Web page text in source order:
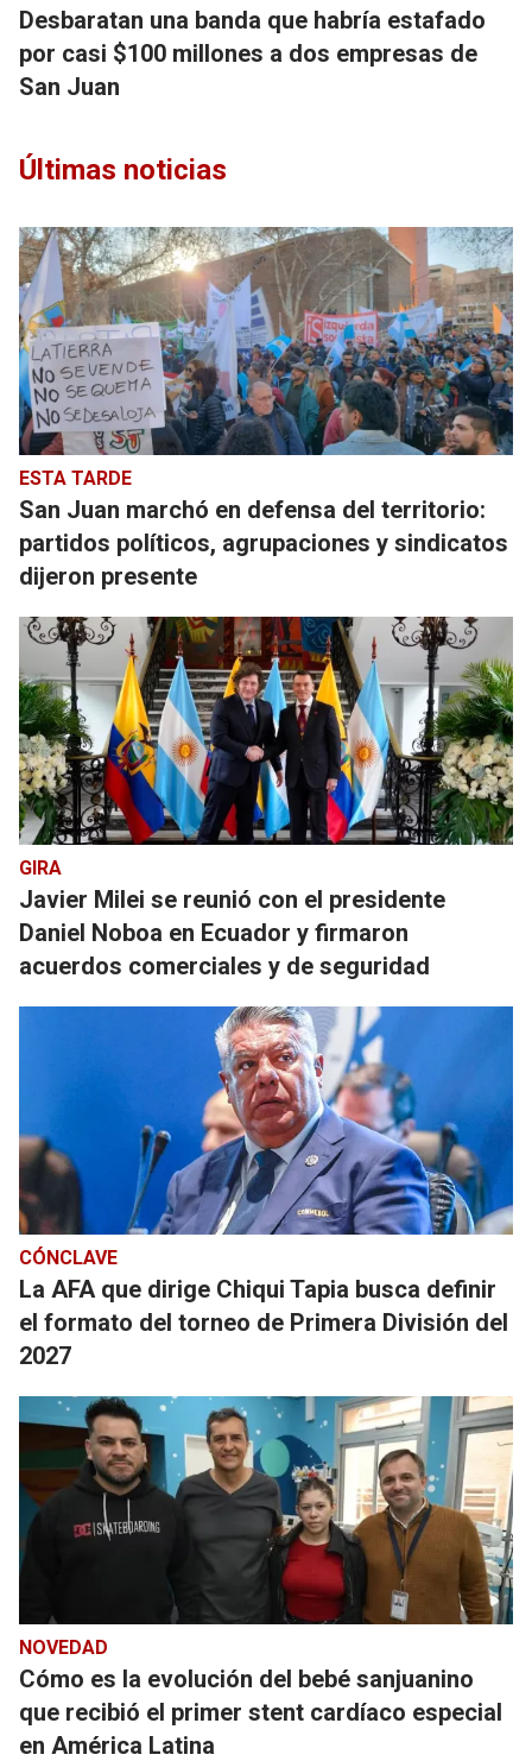
Desbaratan una banda que habría estafado
por casi $100 millones a dos empresas de
San Juan
Últimas noticias
ESTA TARDE
San Juan marchó en defensa del territorio:
partidos políticos, agrupaciones y sindicatos
dijeron presente
GIRA
Javier Milei se reunió con el presidente
Daniel Noboa en Ecuador y firmaron
acuerdos comerciales y de seguridad
CÓNCLAVE
La AFA que dirige Chiqui Tapia busca definir
el formato del torneo de Primera División del
2027
NOVEDAD
Cómo es la evolución del bebé sanjuanino
que recibió el primer stent cardíaco especial
en América Latina